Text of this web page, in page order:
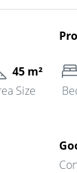
45 m²
Size